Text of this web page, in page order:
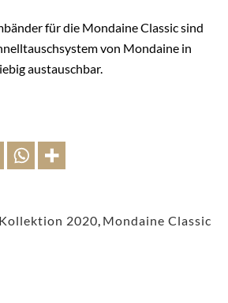
für die Mondaine Classic sind
von Mondaine in
austauschbar.
Kollektion 2020, Mondaine Classic